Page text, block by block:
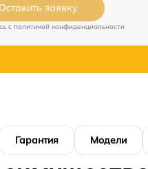
Оставить заявку
c политикой конфиденциальности
Гарантия Модели